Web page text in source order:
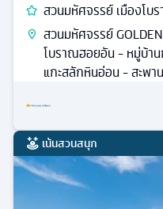
สวนมหัศจรรย์ เมืองโ
สวนมหัศจรรย์
โบราณฮอยอัน - หมู่บ้า
แกะสลักหินอ่อน - สะพ
เน้นสวนสนุก